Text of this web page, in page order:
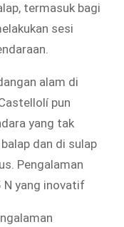
termasuk bagi
sesi
alam di
pun
yang tak
dan di sulap
Pengalaman
N yang inovatif